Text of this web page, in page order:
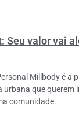
Seu valor vai
Millbody é a
urbana que querem
comunidade.